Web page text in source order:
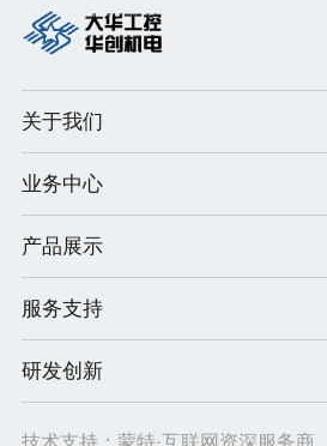
关于我们
业务中心
产品展示
服务支持
研发创新